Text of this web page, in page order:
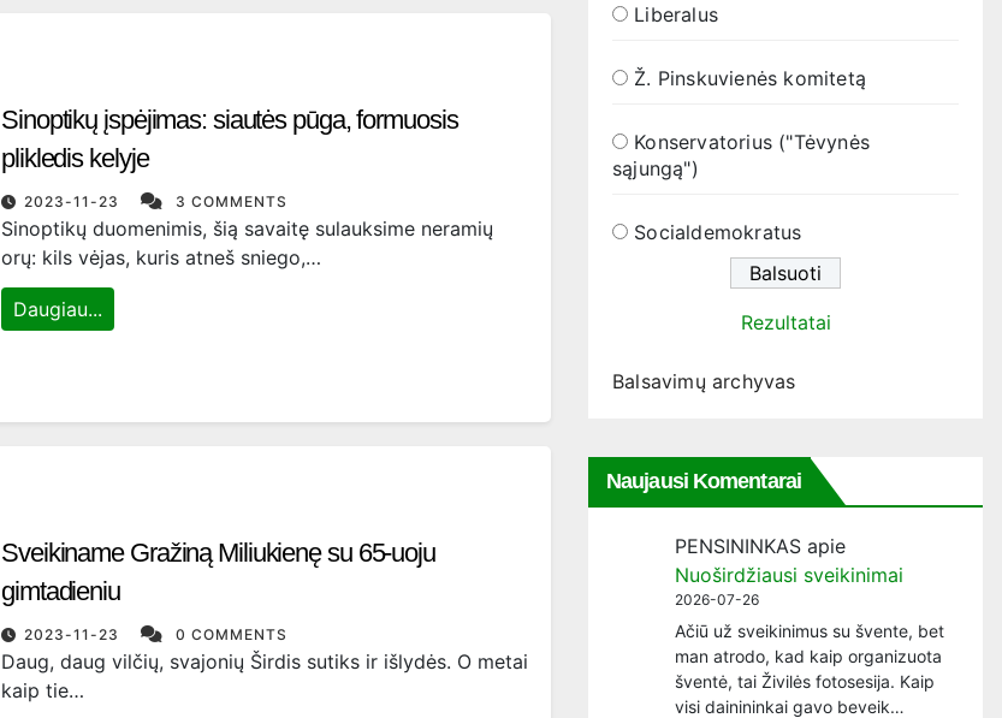
Sinoptikų įspėjimas: siautės pūga, formuosis
plikledis kelyje
2023-11-23 3 COMMENTS
Sinoptikų duomenimis, šią savaitę sulauksime neramių
orų: kils vėjas, kuris atneš sniego,…
Daugiau...
Sveikiname Gražiną Miliukienę su 65-uoju
gimtadieniu
2023-11-23 0 COMMENTS
Daug, daug vilčių, svajonių Širdis sutiks ir išlydės. O metai
kaip tie…
Liberalus
Ž. Pinskuvienės komitetą
Konservatorius ("Tėvynės
sąjungą")
Socialdemokratus
Rezultatai
Balsavimų archyvas
Naujausi Komentarai
PENSININKAS apie
Nuoširdžiausi sveikinimai
2026-07-26
Ačiū už sveikinimus su švente, bet
man atrodo, kad kaip organizuota
šventė, tai Živilės fotosesija. Kaip
visi dainininkai gavo beveik…